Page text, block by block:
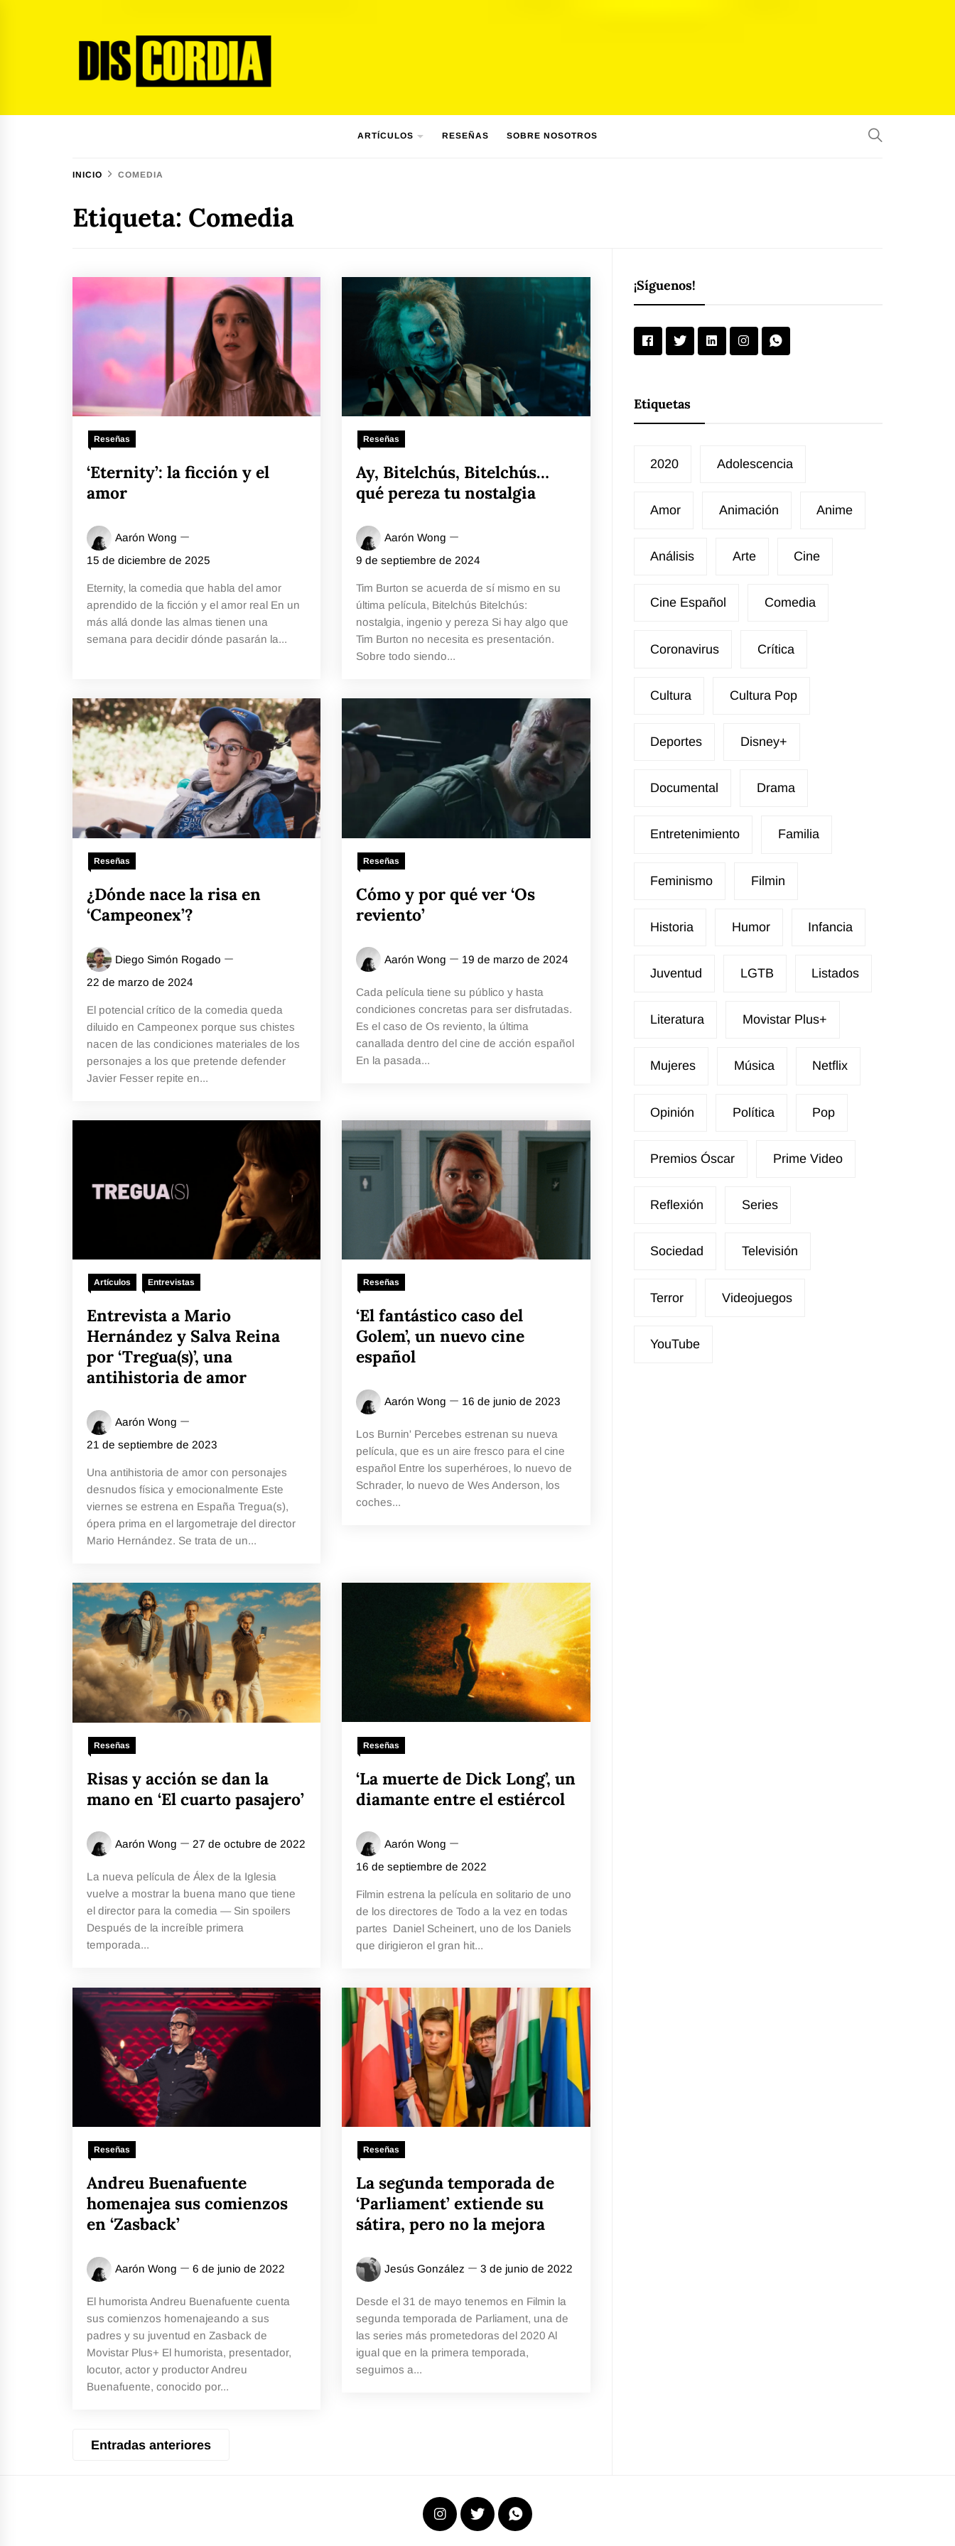
Discordia Magazine
ARTÍCULOS RESEÑAS SOBRE NOSOTROS
INICIO COMEDIA
Etiqueta: Comedia
Reseñas
‘Eternity’: la ficción y el
amor
Aarón Wong
15 de diciembre de 2025
Eternity, la comedia que habla del amor
aprendido de la ficción y el amor real En un
más allá donde las almas tienen una
semana para decidir dónde pasarán la...
Reseñas
Ay, Bitelchús, Bitelchús…
qué pereza tu nostalgia
Aarón Wong
9 de septiembre de 2024
Tim Burton se acuerda de sí mismo en su
última película, Bitelchús Bitelchús:
nostalgia, ingenio y pereza Si hay algo que
Tim Burton no necesita es presentación.
Sobre todo siendo...
Reseñas
¿Dónde nace la risa en
‘Campeonex’?
Diego Simón Rogado
22 de marzo de 2024
El potencial crítico de la comedia queda
diluido en Campeonex porque sus chistes
nacen de las condiciones materiales de los
personajes a los que pretende defender
Javier Fesser repite en...
Reseñas
Cómo y por qué ver ‘Os
reviento’
Aarón Wong 19 de marzo de 2024
Cada película tiene su público y hasta
condiciones concretas para ser disfrutadas.
Es el caso de Os reviento, la última
canallada dentro del cine de acción español
En la pasada...
Artículos Entrevistas
Entrevista a Mario
Hernández y Salva Reina
por ‘Tregua(s)’, una
antihistoria de amor
Aarón Wong
21 de septiembre de 2023
Una antihistoria de amor con personajes
desnudos física y emocionalmente Este
viernes se estrena en España Tregua(s),
ópera prima en el largometraje del director
Mario Hernández. Se trata de un...
Reseñas
‘El fantástico caso del
Golem’, un nuevo cine
español
Aarón Wong 16 de junio de 2023
Los Burnin' Percebes estrenan su nueva
película, que es un aire fresco para el cine
español Entre los superhéroes, lo nuevo de
Schrader, lo nuevo de Wes Anderson, los
coches...
Reseñas
Risas y acción se dan la
mano en ‘El cuarto pasajero’
Aarón Wong 27 de octubre de 2022
La nueva película de Álex de la Iglesia
vuelve a mostrar la buena mano que tiene
el director para la comedia — Sin spoilers
Después de la increíble primera
temporada...
Reseñas
‘La muerte de Dick Long’, un
diamante entre el estiércol
Aarón Wong
16 de septiembre de 2022
Filmin estrena la película en solitario de uno
de los directores de Todo a la vez en todas
partes Daniel Scheinert, uno de los Daniels
que dirigieron el gran hit...
Reseñas
Andreu Buenafuente
homenajea sus comienzos
en ‘Zasback’
Aarón Wong 6 de junio de 2022
El humorista Andreu Buenafuente cuenta
sus comienzos homenajeando a sus
padres y su juventud en Zasback de
Movistar Plus+ El humorista, presentador,
locutor, actor y productor Andreu
Buenafuente, conocido por...
Reseñas
La segunda temporada de
‘Parliament’ extiende su
sátira, pero no la mejora
Jesús González 3 de junio de 2022
Desde el 31 de mayo tenemos en Filmin la
segunda temporada de Parliament, una de
las series más prometedoras del 2020 Al
igual que en la primera temporada,
seguimos a...
Navegación
Entradas anteriores
¡Síguenos!
Etiquetas
2020 Adolescencia
Amor Animación Anime
Análisis Arte Cine
Cine Español Comedia
Coronavirus Crítica
Cultura Cultura Pop
Deportes Disney+
Documental Drama
Entretenimiento Familia
Feminismo Filmin
Historia Humor Infancia
Juventud LGTB Listados
Literatura Movistar Plus+
Mujeres Música Netflix
Opinión Política Pop
Premios Óscar Prime Video
Reflexión Series
Sociedad Televisión
Terror Videojuegos
YouTube
Instagram
X WhatsApp